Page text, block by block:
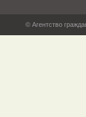
© Агентство